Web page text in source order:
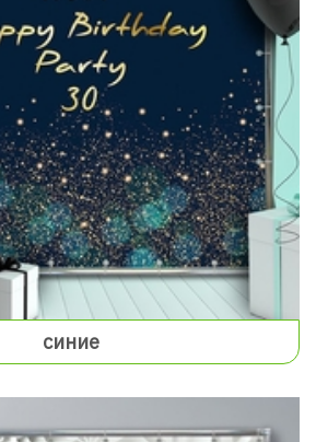
синие